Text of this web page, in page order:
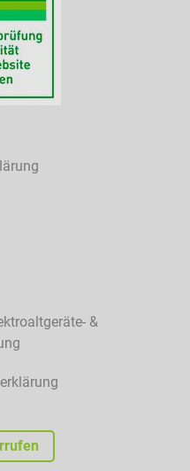
&